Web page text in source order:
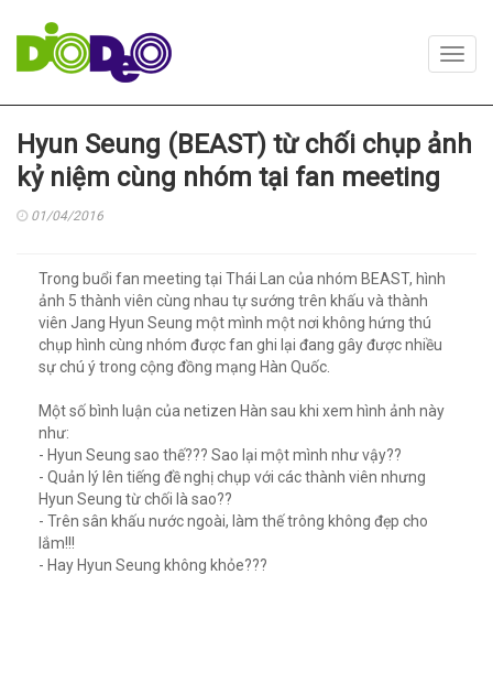
Hyun Seung (BEAST) từ chối chụp ảnh
kỷ niệm cùng nhóm tại fan meeting
01/04/2016
Trong buổi fan meeting tại Thái Lan của nhóm BEAST, hình
ảnh 5 thành viên cùng nhau tự sướng trên khấu và thành
viên Jang Hyun Seung một mình một nơi không hứng thú
chụp hình cùng nhóm được fan ghi lại đang gây được nhiều
sự chú ý trong cộng đồng mạng Hàn Quốc.
Một số bình luận của netizen Hàn sau khi xem hình ảnh này
như:
- Hyun Seung sao thế??? Sao lại một mình như vậy??
- Quản lý lên tiếng đề nghị chụp với các thành viên nhưng
Hyun Seung từ chối là sao??
- Trên sân khấu nước ngoài, làm thế trông không đẹp cho
lắm!!!
- Hay Hyun Seung không khỏe???